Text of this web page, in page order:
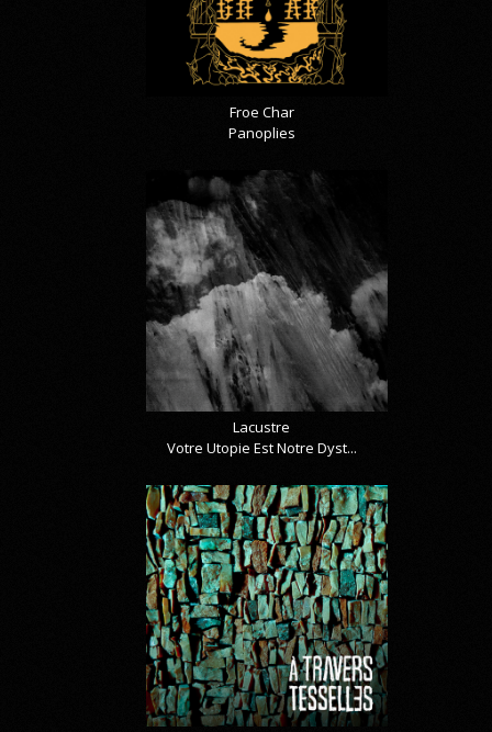
Froe Char
Panoplies
Lacustre
Votre Utopie Est Notre Dyst...